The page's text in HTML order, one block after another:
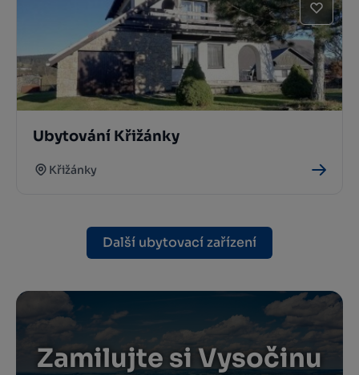
Ubytování Křižánky
Křižánky
Další ubytovací zařízení
Zamilujte si Vysočinu